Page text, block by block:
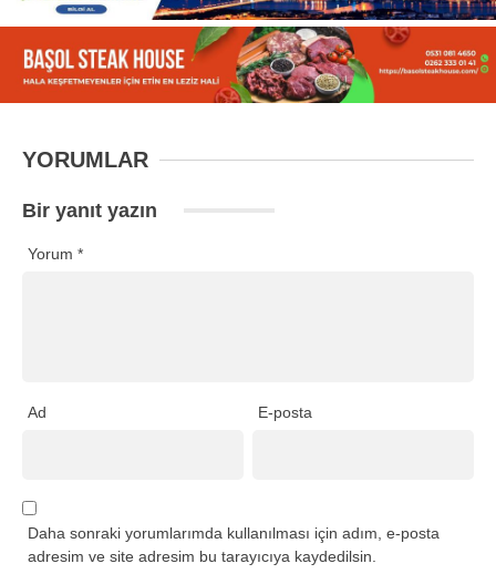
YORUMLAR
Bir yanıt yazın
Yorum *
Ad E-posta
Daha sonraki yorumlarımda kullanılması için adım, e-posta
adresim ve site adresim bu tarayıcıya kaydedilsin.